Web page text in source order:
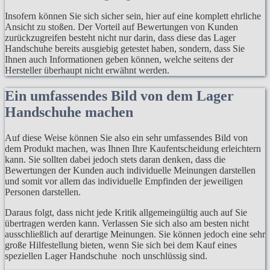
Insofern können Sie sich sicher sein, hier auf eine komplett ehrliche
Ansicht zu stoßen. Der Vorteil auf Bewertungen von Kunden
zurückzugreifen besteht nicht nur darin, dass diese das Lager
Handschuhe bereits ausgiebig getestet haben, sondern, dass Sie
Ihnen auch Informationen geben können, welche seitens der
Hersteller überhaupt nicht erwähnt werden.
Ein umfassendes Bild von dem Lager
Handschuhe machen
Auf diese Weise können Sie also ein sehr umfassendes Bild von
dem Produkt machen, was Ihnen Ihre Kaufentscheidung erleichtern
kann. Sie sollten dabei jedoch stets daran denken, dass die
Bewertungen der Kunden auch individuelle Meinungen darstellen
und somit vor allem das individuelle Empfinden der jeweiligen
Personen darstellen.
Daraus folgt, dass nicht jede Kritik allgemeingültig auch auf Sie
übertragen werden kann. Verlassen Sie sich also am besten nicht
ausschließlich auf derartige Meinungen. Sie können jedoch eine sehr
große Hilfestellung bieten, wenn Sie sich bei dem Kauf eines
speziellen Lager Handschuhe noch unschlüssig sind.